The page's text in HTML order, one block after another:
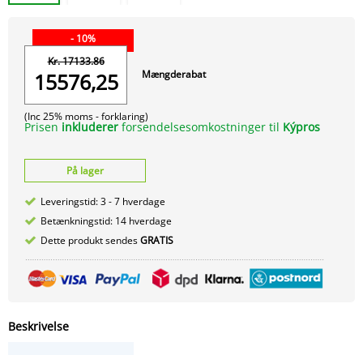
- 10%
Kr. 17133.86
15576,25
(Inc 25% moms -forklaring)
Mængderabat
Prisen inkluderer forsendelsesomkostninger til Kýpros
På lager
Leveringstid: 3 - 7 hverdage
Betænkningstid: 14 hverdage
Dette produkt sendesGRATIS
Beskrivelse